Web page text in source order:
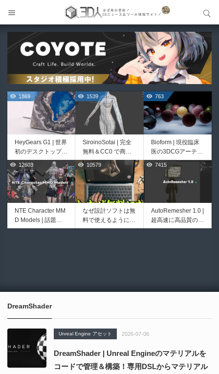
1869
HeyGears G1 | 世界
初のデスクトップ型
フルカラー3D＆UV
統合型プリンターが
登場！
1539
SiroinoSotai | 完全
無料＆CC0 で商用
利用OKなVRChat向
け共通素体3Dモデ
ルが正式リリース！
程よいポリ数＆トポ
ロジーにも注目！
763
Bioform | 現役臨床
医の3DCGアーティ
ストが実際の解剖学
に基づいて構築した
プロシージャルな生
物学的Blenderマテ
リアルアセットアド
オン！無料お試し版
もあるよ！
499
Unityエフェクトレ
シピブック パーツ
を組み合わせて作れ
400
Directive Utilities |
ブループリントライ
ブラリやエディタス
12603
NTE Character MM
D Models | 話題の
ゲーム『NTE（Nev
10579
なぜ設計ソフトは無
料で使えるようにな
ったのか──3D-CA
7415
AutoRemesher 1.0 |
超高速に高品質のク
ワッドポリゴンでリ
能な伸縮式ライトセ
ーバーの開発メイキ
nderのドキュメン
er向けAIエージェン
CGMatter
DreamShader
Unreal Engine アセット 2026-07-06
DreamShader | Unreal Engineのマテリアルを
コードで管理＆構築！専用DSLからマテリアル
サイト内検索